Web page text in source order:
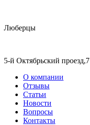
Люберцы
5-й Октябрьский проезд,7
О компании
Отзывы
Статьи
Новости
Вопросы
Контакты